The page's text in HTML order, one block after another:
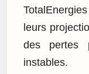
leurs
des pertes
instables.